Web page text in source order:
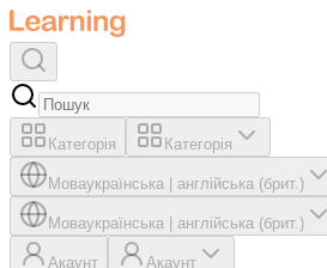
Категорія Категорія
Моваукраїнська англійська (брит.)
Моваукраїнська англійська (брит.)
Акаунт Акаунт